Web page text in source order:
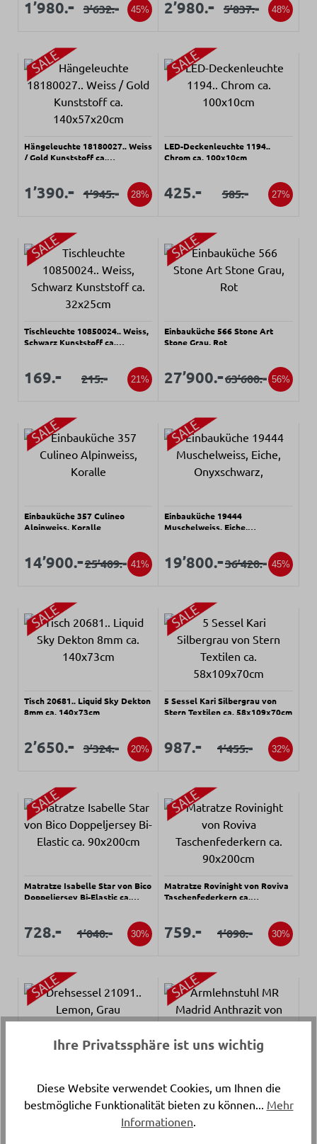
1’980.- Regulärer Preis:
3’632.- 45% 2’980.- Regulärer Preis:
5’837.- 48%
Hängeleuchte 18180027.. Weiss
/ Gold Kunststoff ca.
Verkaufspreis:
Verkaufspreis:
1’390.- Regulärer Preis:
1’945.- 28%
LED-Deckenleuchte 1194..
Chrom ca. 100x10cm
Verkaufspreis:
Verkaufspreis:
425.- Regulärer Preis:
585.- 27%
Tischleuchte 10850024.. Weiss,
Schwarz Kunststoff ca.
Verkaufspreis:
Verkaufspreis:
169.- Regulärer Preis:
215.- 21%
Einbauküche 566 Stone Art
Stone Grau, Rot
Verkaufspreis:
Verkaufspreis:
27’900.-Regulärer Preis:
63’600.- 56%
Einbauküche 357 Culineo
Alpinweiss, Koralle
Verkaufspreis:
Verkaufspreis:
14’900.-Regulärer Preis:
25’409.- 41%
Einbauküche 19444
Muschelweiss, Eiche,
Verkaufspreis:
Verkaufspreis:
19’800.-Regulärer Preis:
36’420.- 45%
Tisch 20681.. Liquid Sky Dekton
8mm ca. 140x73cm
Verkaufspreis:
Verkaufspreis:
2’650.- Regulärer Preis:
3’324.- 20%
5 Sessel Kari Silbergrau von
Stern Textilen ca. 58x109x70cm
Verkaufspreis:
Verkaufspreis:
987.- Regulärer Preis:
1’455.- 32%
Matratze Isabelle Star von Bico
Doppeljersey Bi-Elastic ca.
Verkaufspreis:
Verkaufspreis:
728.- Regulärer Preis:
1’040.- 30%
Matratze Rovinight von Roviva
Taschenfederkern ca.
Verkaufspreis:
Verkaufspreis:
759.- Regulärer Preis:
1’090.- 30%
Grau Qutdoorstoff ca.
80x86x90cm
Verkaufspreis:
Verkaufspreis:
- Regulärer Preis:73%
Anthrazit von Musterring
Canvas Heather Wetterfest ca.
58x88x60cm
Verkaufspreis:
Verkaufspreis:
198.-
Ihre Privatssphäre ist uns wichtig
Diese Website verwendet Cookies, um Ihnen die
bestmögliche Funktionalität bieten zu können... Mehr
Informationen